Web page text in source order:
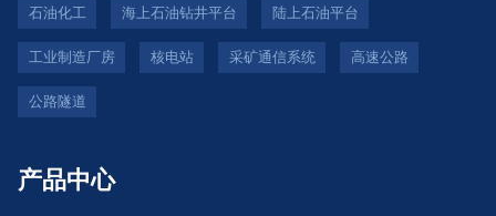
石油化工 海上石油钻井平台 陆上石油平台
工业制造厂房 核电站 采矿通信系统 高速公路
公路隧道
产品中心